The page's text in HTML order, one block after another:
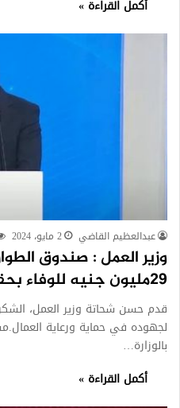
أكمل القراءة »
عبدالعظيم القاضي 2 مايو، 2024
وزير العمل : صندوق
29مليون جنيه للوفاء بحقوق العمال
قدم حسن شحاتة وزير العمل،
لجهوده في حماية ورعاية
بالوزارة…
أكمل القراءة »